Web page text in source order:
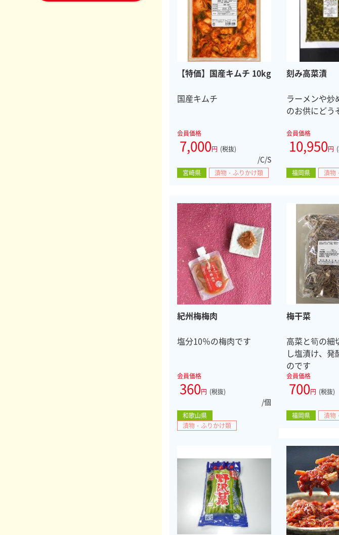
【特価】国産キムチ 10kg
国産キムチ
会員価格
7,000円 (税抜)
/C/S
宮崎県 漬物・ふりかけ類
刻み高菜漬
ラーメンや炒
のお供にどう
会員価格
10,950円
福岡県 漬物
紀州梅梅肉
塩分10％の梅肉です
会員価格
360円 (税抜)
/個
和歌山県
漬物・ふりかけ類
梅干菜
高菜と筍の細
し塩漬け、発
のです
会員価格
700円 (税抜)
福岡県 漬物